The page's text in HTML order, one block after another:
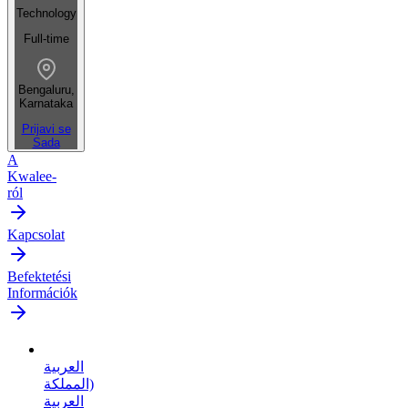
Technology
Full-time
Bengaluru,
Karnataka
Prijavi se
Sada
A
Kwalee-
ról
Kapcsolat
Befektetési
Információk
العربية
(المملكة
العربية